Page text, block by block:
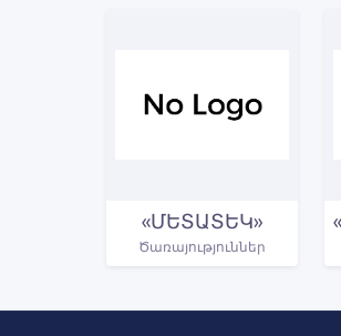
«ՄԵՏԱՏԵԿ»
Ծառայություններ